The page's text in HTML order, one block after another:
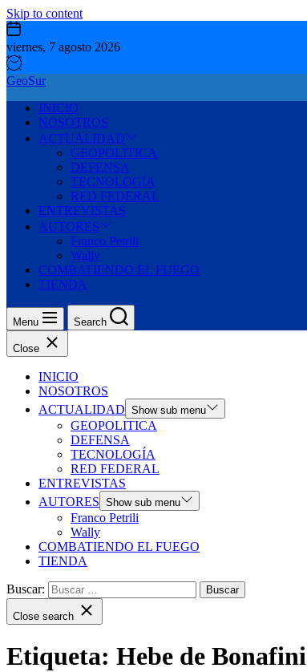
Skip to content
viernes, 7 agosto 2026
GeoSur
INICIO
NOSOTROS
ACTUALIDAD
GEOPOLITICA
DEFENSA
TECNOLOGÍA
RED FEDERAL
ENTREVISTAS
AUTORES
Franco Petrili
Wally
COMBATIENDO EL FUEGO
TIENDA
Menu Search
Close
INICIO
NOSOTROS
ACTUALIDAD Show sub menu
GEOPOLITICA
DEFENSA
TECNOLOGÍA
RED FEDERAL
ENTREVISTAS
AUTORES Show sub menu
Franco Petrili
Wally
COMBATIENDO EL FUEGO
TIENDA
Buscar:
Close search
Etiqueta: Hebe de Bonafini